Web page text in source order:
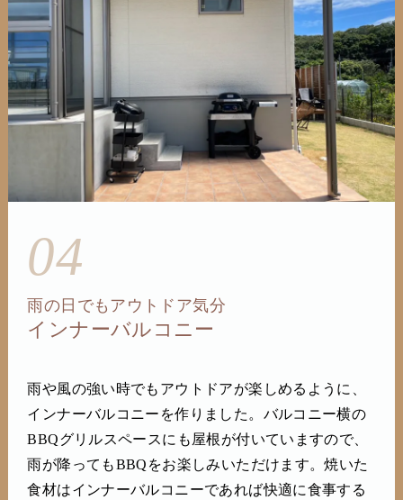
04
雨の日でもアウトドア気分
インナーバルコニー
雨や風の強い時でもアウトドアが楽しめるように、
インナーバルコニーを作りました。バルコニー横の
BBQグリルスペースにも屋根が付いていますので、
雨が降ってもBBQをお楽しみいただけます。焼いた
食材はインナーバルコニーであれば快適に食事する